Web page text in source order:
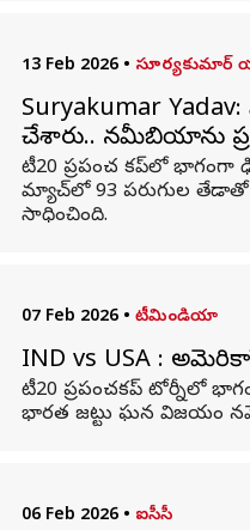
13 Feb 2026 • సూర్యకుమార్
Suryakumar
చేశారు.. నమీబియాను
టీ20 ప్రపంచ కప్‌లో
మ్యాచ్‌లో 93 పరుగుల
సాధించింది.
07 Feb 2026 • టీమిండియా
IND vs USA :
టీ20 ప్రపంచకప్‌ టోర్నీలో
భారత జట్టు ఘన విజయం
06 Feb 2026 • ఐసీసీ